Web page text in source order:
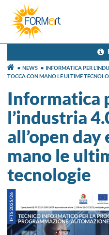
NEWS
INFORMATICA PER
TOCCA CON MANO LE ULTIME
Informatica
l’industria
all’open day
mano le
tecnologie